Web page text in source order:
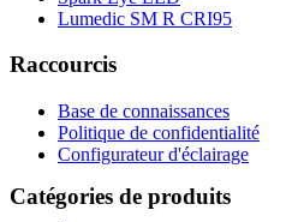
Lumedic SM R CRI95
Raccourcis
Base de connaissances
Politique de confidentialité
Configurateur d'éclairage
Catégories de produits